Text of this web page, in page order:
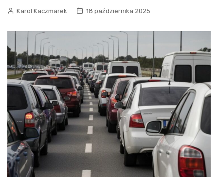
Karol Kaczmarek 18 października 2025